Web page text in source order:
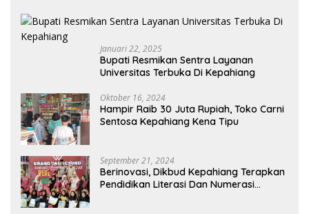
Januari 22, 2025
Bupati Resmikan Sentra Layanan
Universitas Terbuka Di Kepahiang
Oktober 16, 2024
Hampir Raib 30 Juta Rupiah, Toko Carni
Sentosa Kepahiang Kena Tipu
September 21, 2024
Berinovasi, Dikbud Kepahiang Terapkan
Pendidikan Literasi Dan Numerasi